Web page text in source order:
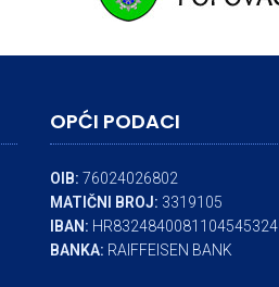
OPĆI PODACI
OIB: 76024026802
MATIČNI BROJ: 3319105
IBAN: HR8324840081104545324
BANKA: RAIFFEISEN BANK